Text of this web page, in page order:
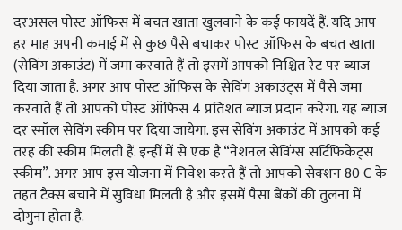
दरअसल पोस्ट ऑफिस में बचत खाता खुलवाने के कई फायदें हैं. यदि आप
हर माह अपनी कमाई में से कुछ पैसे बचाकर पोस्ट ऑफिस के बचत खाता
(सेविंग अकाउंट) में जमा करवाते हैं तो इसमें आपको निश्चित रेट पर ब्याज
दिया जाता है. अगर आप पोस्ट ऑफिस के सेविंग अकाउंट्स में पैसे जमा
करवाते हैं तो आपको पोस्ट ऑफिस 4 प्रतिशत ब्याज प्रदान करेगा.यह ब्याज
दर स्मॉल सेविंग स्कीम पर दिया जायेगा.इस सेविंग अकाउंट में आपको कई
तरह की स्कीम मिलती हैं. इन्हीं में से एक है“नेशनल सेविंग्स सर्टिफिकेट्स
स्कीम”.अगर आप इस योजना में निवेश करते हैं तो आपको सेक्शन80 Cके
तहत टैक्स बचाने में सुविधा मिलती है और इसमें पैसा बैंकों की तुलना में
दोगुना होता है.